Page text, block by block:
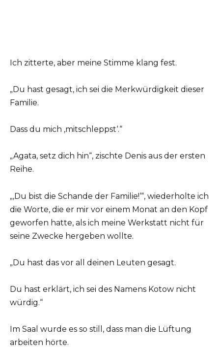
Ich zitterte, aber meine Stimme klang fest.
„Du hast gesagt, ich sei die Merkwürdigkeit dieser
Familie.
Dass du mich ‚mitschleppst‘.“
„Agata, setz dich hin“, zischte Denis aus der ersten
Reihe.
„‚Du bist die Schande der Familie!‘“, wiederholte ich
die Worte, die er mir vor einem Monat an den Kopf
geworfen hatte, als ich meine Werkstatt nicht für
seine Zwecke hergeben wollte.
„Du hast das vor all deinen Leuten gesagt.
Du hast erklärt, ich sei des Namens Kotow nicht
würdig.“
Im Saal wurde es so still, dass man die Lüftung
arbeiten hörte.